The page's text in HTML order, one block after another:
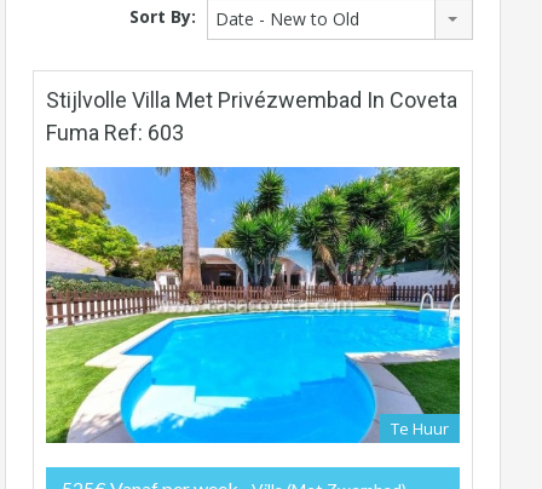
Sort By: Date - New to Old
Stijlvolle Villa Met Privézwembad In Coveta
Fuma Ref: 603
Te Huur